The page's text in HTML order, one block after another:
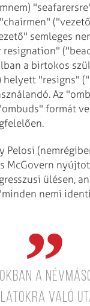
semleges
resignation"
a birtokos
helyett "resigns"
Az
formát
Pelosi
McGovern
ülésen,
nemi
a
való